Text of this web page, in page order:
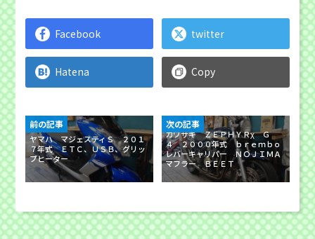
Facebook twitter
Hatena Copy
ヤマハ マジェスティＳ ２０１
７年式 ＥＴＣ、ＵＳＢ、グリッ
プヒーター
前の記事
カワサキ ＺＥＰＨＹＲχ Ｇ
４ ２０００年式 ｂｒｅｍｂｏ
レバーキャリパー ＮＯＪＩＭＡ
マフラー ＢＥＥＴ
次の記事